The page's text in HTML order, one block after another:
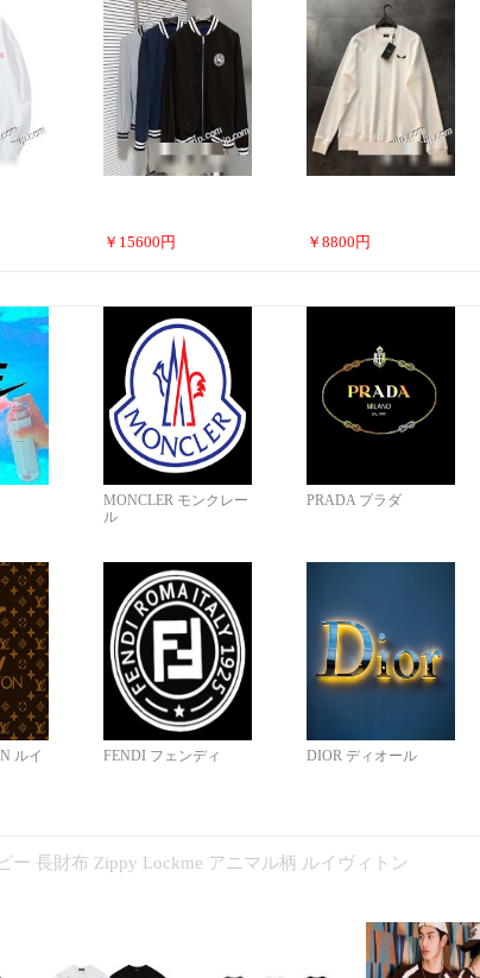
￥ 15600 円 ￥ 8800 円
MONCLER モンクレー
ル
PRADA プラダ
ルイ
FENDI フェンディ DIOR ディオール
ー 長財布 Zippy Lockme アニマル柄 ルイヴィトン